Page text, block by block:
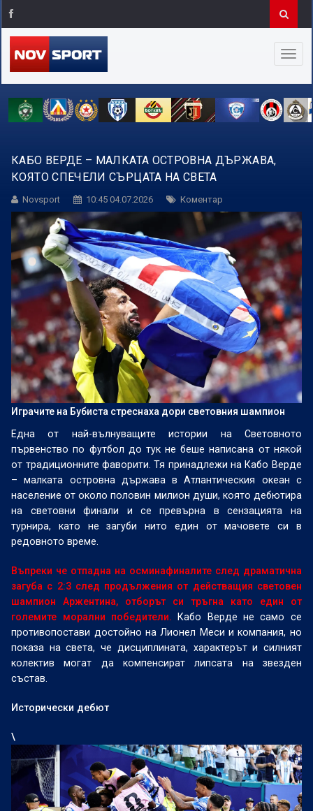
КАБО ВЕРДЕ – МАЛКАТА ОСТРОВНА ДЪРЖАВА,
КОЯТО СПЕЧЕЛИ СЪРЦАТА НА СВЕТА
Novsport 10:45 04.07.2026 Коментар
Играчите на Бубиста стреснаха дори световния шампион
Една от най-вълнуващите истории на Световното
първенство по футбол до тук не беше написана от някой
от традиционните фаворити. Тя принадлежи на Кабо Верде
– малката островна държава в Атлантическия океан с
население от около половин милион души, която дебютира
на световни финали и се превърна в сензацията на
турнира, като не загуби нито един от мачовете си в
редовното време.
Въпреки че отпадна на осминафиналите след драматична
загуба с 2:3 след продължения от действащия световен
шампион Аржентина, отборът си тръгна като един от
големите морални победители.
Кабо Верде не само се
противопостави достойно на Лионел Меси и компания, но
показа на света, че дисциплината, характерът и силният
колектив могат да компенсират липсата на звезден
състав.
Исторически дебют
\